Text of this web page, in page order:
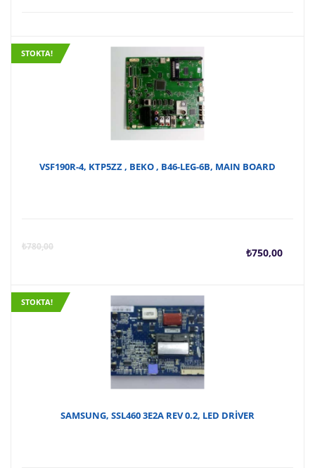
STOKTA!
VSF190R-4, KTP5ZZ , BEKO , B46-LEG-6B, MAIN BOARD
₺780,00 ₺750,00
Şu
STOKTA!
SAMSUNG, SSL460 3E2A REV 0.2, LED DRİVER